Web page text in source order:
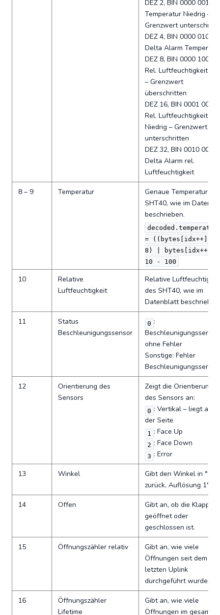
DEZ 2, BIN 0000 0010:
Temperatur Niedrig –
Grenzwert
DEZ 4, BIN 0000 0100:
Delta Alarm
DEZ 8, BIN 0000 1000:
Rel. Luftfeuchtigkeit
– Grenzwert
überschritten
DEZ 16, BIN 0001 0000:
Rel. Luftfeuchtigkeit
Niedrig – Grenzwert
unterschritten
DEZ 32, BIN 0010 0000:
Delta Alarm rel.
Luftfeuchtigkeit
8 – 9 Temperatur
Genaue Temperatur
SHT40, wie im
beschrieben.
= ((bytes[idx++] <<
8) | bytes[idx++])
10 - 100
10
Relative
Luftfeuchtigkeit
Relative
des SHT40, wie im
Datenblatt beschrieben.
11
Status
Beschleunigungssensor
0 :
Beschleunigungssensor
ohne Fehler
Sonstige: Fehler
Beschleunigungssensor
12
Orientierung des
Sensors
Zeigt die Orientierung
des Sensors an:
0 : Vertikal – liegt auf
der Seite
1 : Face Up
2 : Face Down
3 : Error
13 Winkel
Gibt den Winkel in °
zurück, Auflösung 1°.
14 Offen
Gibt an, ob die Klappe
geöffnet oder
geschlossen ist.
15 Öffnungszähler relativ
Gibt an, wie viele
Öffnungen seit dem
letzten Uplink
durchgeführt wurden.
16
Öffnungszähler
Lifetime
Gibt an, wie viele
Öffnungen im gesamten